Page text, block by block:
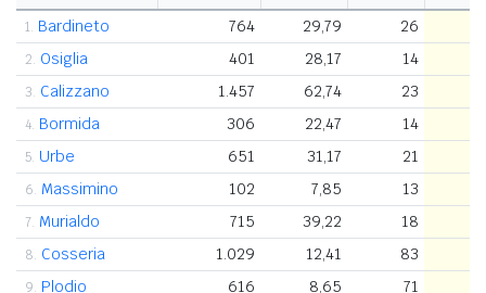
1. Bardineto 764 29,79 26
2. Osiglia 401 28,17 14
3. Calizzano 1.457 62,74 23
4. Bormida 306 22,47 14
5. Urbe 651 31,17 21
6. Massimino 102 7,85 13
7. Murialdo 715 39,22 18
8. Cosseria 1.029 12,41 83
9. Plodio 616 8,65 71